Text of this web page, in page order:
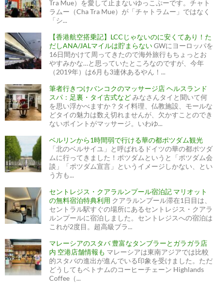
Tra Mue）を愛して止まないゆっこぷーです。チャト
ラムー（Cha Tra Mue）が「チャトラムー」ではなく
「シ...
【香港航空搭乗記】LCCじゃないのに安くてあり！た
だしANA/JALマイルは貯まらないGWにヨーロッパを
16日間かけて周ってきたので海外旅行もちょっとお
やすみかな…と思っていたところなのですが、今年
（2019年）は6月も3連休あるやん！...
筆者行きつけバンコクのマッサージ店 ヘルスランド
スパ：足裏・タイ古式などみなさんタイと聞いて何
を思い浮かべますか？タイ料理、仏教施設、モールな
どタイの魅力は数え切れませんが、欠かすことのでき
ないポイントがマッサージ。いわゆ...
ベルリンから1時間弱で行ける華の都ポツダム観光
「北のベルサイユ」と呼ばれるドイツの華の都ポツダ
ムに行ってきました！ポツダムというと「ポツダム会
談」「ポツダム宣言」というイメージしかない、とい
う方も...
セントレジス・クアラルンプール宿泊記 マリオット
の無料宿泊特典利用 クアラルンプール滞在1日目は、
セントラル駅すぐの場所にあるセントレジス・クアラ
ルンプールに宿泊しました。セントレジスへの宿泊は
これが2度目。超高級ブラ...
マレーシアのスタバ 豊富なタンブラーとガラガラ店
内 空港店舗情報も マレーシアは東南アジアでは比較
的スタバの進出が進んでいる印象を受けました。ただ
どうしてもベトナムのコーヒーチェーン Highlands
Coffee（...